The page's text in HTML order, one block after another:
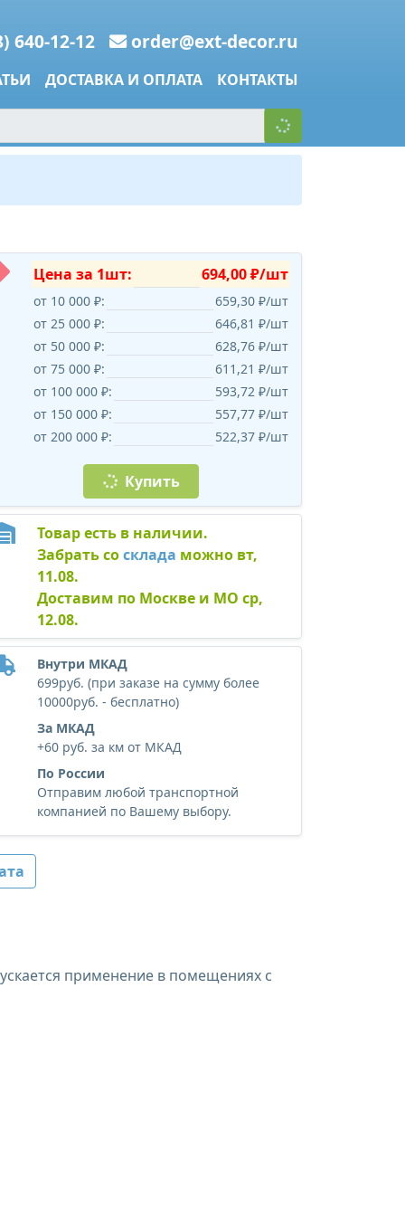
640-12-12 order@ext-decor.ru
ДОСТАВКА И ОПЛАТА КОНТАКТЫ
Цена за 1шт: 694,00 ₽/шт
от 10 000 ₽:
659,30 ₽/шт
от 25 000 ₽:
646,81 ₽/шт
от 50 000 ₽:
628,76 ₽/шт
от 75 000 ₽:
611,21 ₽/шт
от 100 000 ₽:
593,72 ₽/шт
от 150 000 ₽:
557,77 ₽/шт
от 200 000 ₽:
522,37 ₽/шт
Купить
Товар есть в наличии.
Забрать сосклада можно вт,
11.08.
Доставим по Москве и МО ср,
12.08.
Внутри МКАД
699руб. (при заказе на сумму более
10000руб. - бесплатно)
За МКАД
+60 руб. за км от МКАД
По России
Отправим любой транспортной
компанией по Вашему выбору.
применение в помещениях с